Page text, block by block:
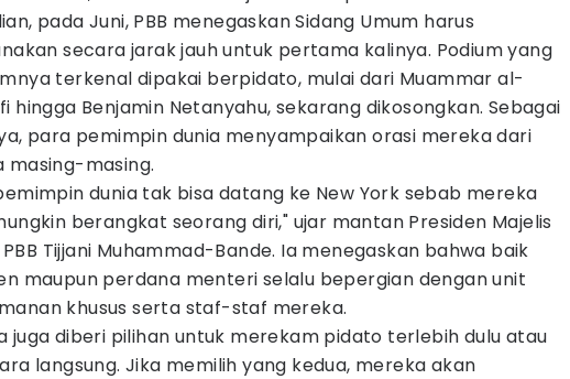
pada Juni, PBB menegaskan Sidang Umum harus
secara jarak jauh untuk pertama kalinya. Podium yang
terkenal dipakai berpidato, mulai dari Muammar al-
hingga Benjamin Netanyahu, sekarang dikosongkan. Sebagai
para pemimpin dunia menyampaikan orasi mereka dari
masing-masing.
dunia tak bisa datang ke New York sebab mereka
berangkat seorang diri," ujar mantan Presiden Majelis
Tijjani Muhammad-Bande. Ia menegaskan bahwa baik
maupun perdana menteri selalu bepergian dengan unit
khusus serta staf-staf mereka.
juga diberi pilihan untuk merekam pidato terlebih dulu atau
langsung. Jika memilih yang kedua, mereka akan